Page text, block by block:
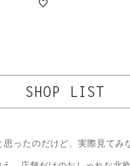
ったのだけど、実際見てみ